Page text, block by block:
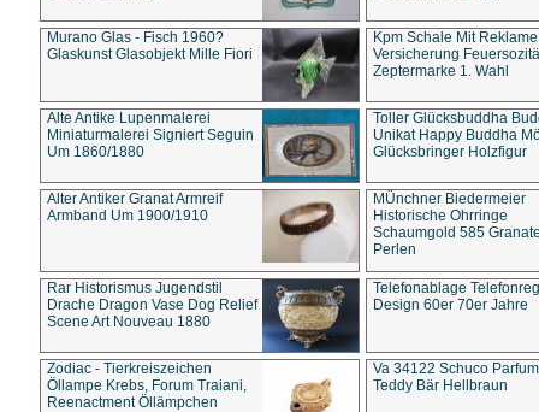
Murano Glas - Fisch 1960?
Glaskunst Glasobjekt Mille Fiori
Kpm Schale Mit Reklame
Versicherung
Zeptermarke 1. Wahl
Alte Antike Lupenmalerei
Miniaturmalerei Signiert Seguin
Um 1860/1880
Toller Glücksbuddha
Unikat Happy Buddha
Glücksbringer Holzfigur
Alter Antiker Granat Armreif
Armband Um 1900/1910
MÜnchner Biedermeier
Historische Ohrringe
Schaumgold 585
Perlen
Rar Historismus Jugendstil
Drache Dragon Vase Dog Relief
Scene Art Nouveau 1880
Telefonablage
Design 60er 70er Jahre
Zodiac - Tierkreiszeichen
Öllampe Krebs, Forum Traiani,
Reenactment Öllämpchen
Va 34122 Schuco
Teddy Bär Hellbraun